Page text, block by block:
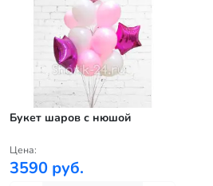
Букет шаров с нюшой
Цена:
3590 руб.